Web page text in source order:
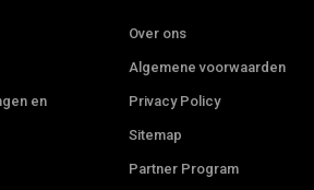
en
Over ons
Algemene voorwaarden
Privacy Policy
Sitemap
Partner Program